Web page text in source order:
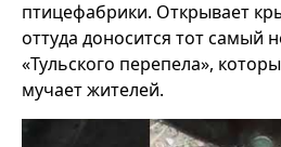
птицефабрики. Открывает
оттуда доносится тот самый
«Тульского перепела»,
мучает жителей.